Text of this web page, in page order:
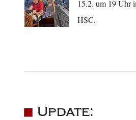
15.2. um 19 Uhr
HSC.
Update: